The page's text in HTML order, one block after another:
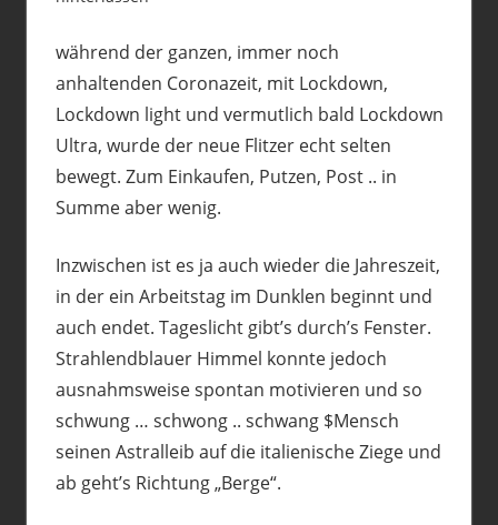
Vespa GTS300
während der ganzen, immer noch
anhaltenden Coronazeit, mit Lockdown,
Lockdown light und vermutlich bald Lockdown
Ultra, wurde der neue Flitzer echt selten
bewegt. Zum Einkaufen, Putzen, Post .. in
Summe aber wenig.
Inzwischen ist es ja auch wieder die Jahreszeit,
in der ein Arbeitstag im Dunklen beginnt und
auch endet. Tageslicht gibt’s durch’s Fenster.
Strahlendblauer Himmel konnte jedoch
ausnahmsweise spontan motivieren und so
schwung … schwong .. schwang $Mensch
seinen Astralleib auf die italienische Ziege und
ab geht’s Richtung „Berge“.